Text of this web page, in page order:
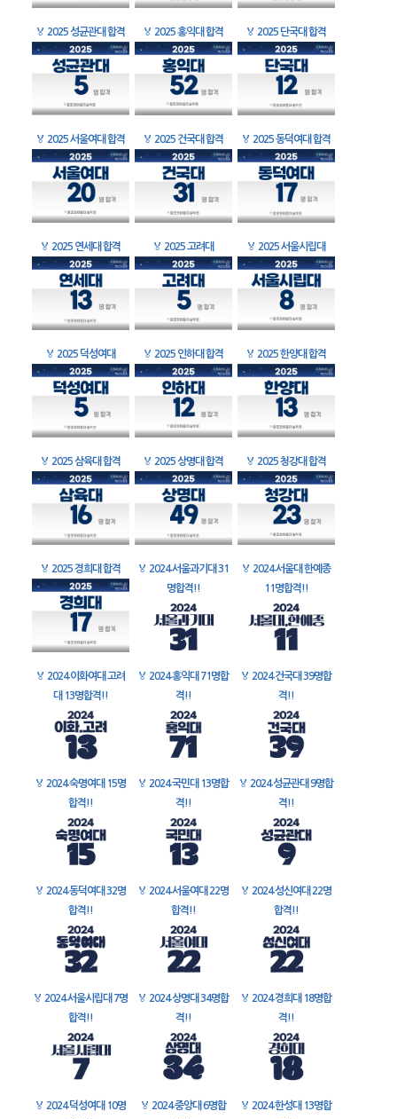
🏅 2025 성균관대 합격 🏅 2025 홍익대 합격 🏅 2025 단국대 합격
🏅 2025 서울여대 합격 🏅 2025 건국대 합격 🏅 2025 동덕여대 합격
🏅 2025 연세대 합격 🏅 2025 고려대 🏅 2025 서울시립대
🏅 2025 덕성여대 🏅 2025 인하대 합격 🏅 2025 한양대 합격
🏅 2025 삼육대 합격 🏅 2025 상명대 합격 🏅 2025 청강대 합격
🏅 2025 경희대 합격 🏅 2024 서울과기대 31
명합격!!
🏅 2024 서울대 한예종
11명합격!!
🏅 2024 이화여대 고려
대 13명합격!!
🏅 2024 홍익대 71명합
격!!
🏅 2024 건국대 39명합
격!!
🏅 2024 숙명여대 15명
합격!!
🏅 2024 국민대 13명합
격!!
🏅 2024 성균관대 9명합
격!!
🏅 2024 동덕여대 32명
합격!!
🏅 2024 서울여대 22명
합격!!
🏅 2024 성신여대 22명
합격!!
🏅 2024 서울시립대 7명
합격!!
🏅 2024 상명대 34명합
격!!
🏅 2024 경희대 18명합
격!!
🏅 2024 덕성여대 10명
🏅 2024 중앙대 6명합
🏅 2024 한성대 13명합